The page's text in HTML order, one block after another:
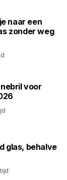
naar een
zonder weg
voor
glas, behalve